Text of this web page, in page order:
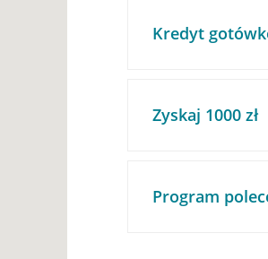
Kredyt
Zyskaj 1000 zł
Program